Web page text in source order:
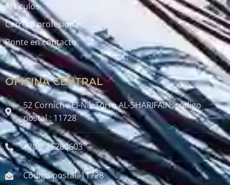
Artículos
Carrera profesional
Ponte en contacto
OFICINA CENTRAL
52 Corniche El-Nil, Torre AL-SHARIFAIN, código
postal : 11728
+20 2 25260603
Código postal: 11728